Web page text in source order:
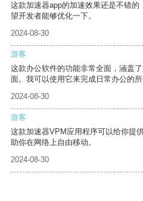
这款加速器app的加速效果还是不错
望开发者能够优化一下。
2024-08-30
游客
这款办公软件的功能非常全面，涵盖
面。我可以使用它来完成日常办公的所
2024-08-30
游客
这款加速器VPM应用程序可以给你提
助你在网络上自由移动。
2024-08-30